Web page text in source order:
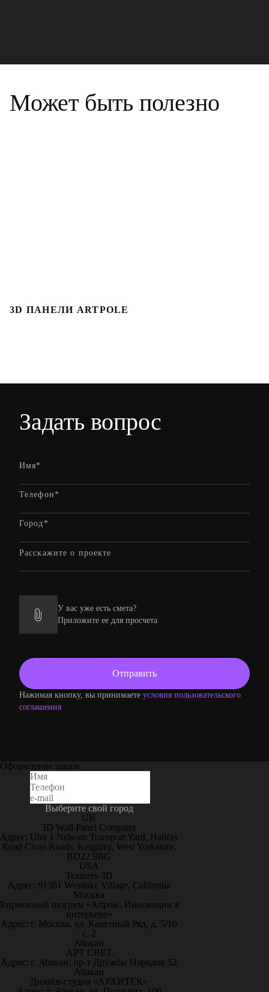
Может быть полезно
3D ПАНЕЛИ ARTPOLE
Задать вопрос
У вас уже есть смета?
Приложите ее для просчета
Нажимая кнопку, вы принимаете условия пользовательского
соглашения
Оформление заказа
Выберите свой город
UK
3D Wall Panel Company
Адрес: Unit 1 Nelsons Transport Yard, Halifax
Road Cross Roads, Keighley, West Yorkshire,
BD22 9BG
USA
Textures-3D
Адрес: 91361 Westlake Village, California
Москва
шоурум «Artpole. Инновации в
интерьере»
Адрес: г. Москва, ул. Каретный Ряд, д. 5/10
с. 2
Абакан
АРТ СВЕТ
Адрес: г. Абакан, пр-т Дружбы Народов 52
Абакан
Дизайн-студия «АРХИТЕК»